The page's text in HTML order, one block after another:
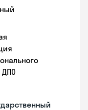
ДПО